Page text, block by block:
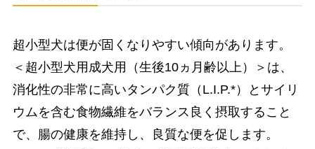
超小型犬は便が固くなりやすい傾向があります。
＜超小型犬用成犬用（生後10ヵ月齢以上）＞は、
消化性の非常に高いタンパク質（L.I.P.*）とサイリ
ウムを含む食物繊維をバランス良く摂取すること
で、腸の健康を維持し、良質な便を促します。